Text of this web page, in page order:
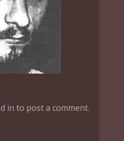
in to post a comment.